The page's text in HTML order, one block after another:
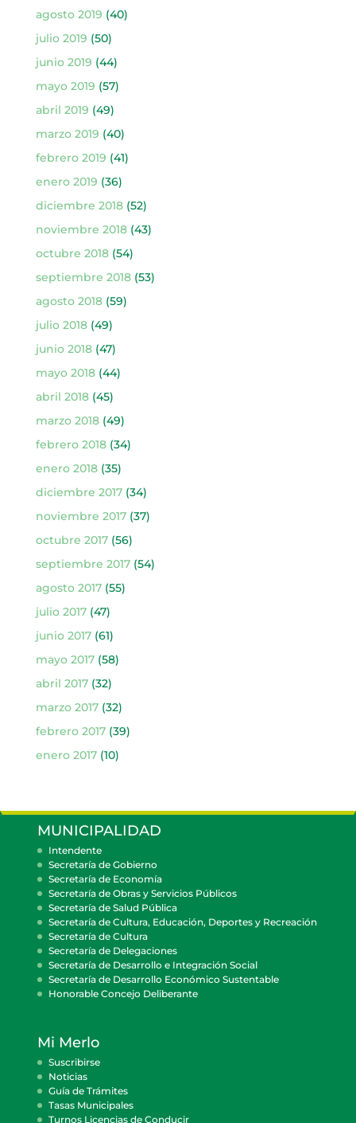
agosto 2019 (40)
julio 2019 (50)
junio 2019 (44)
mayo 2019 (57)
abril 2019 (49)
marzo 2019 (40)
febrero 2019 (41)
enero 2019 (36)
diciembre 2018(52)
noviembre 2018(43)
octubre 2018(54)
septiembre 2018(53)
agosto 2018(59)
julio 2018(49)
junio 2018(47)
mayo 2018(44)
abril 2018(45)
marzo 2018(49)
febrero 2018(34)
enero 2018(35)
diciembre 2017(34)
noviembre 2017(37)
octubre 2017(56)
septiembre 2017(54)
agosto 2017(55)
julio 2017(47)
junio 2017(61)
mayo 2017(58)
abril 2017(32)
marzo 2017(32)
febrero 2017(39)
enero 2017(10)
MUNICIPALIDAD
Intendente
Secretaría de Gobierno
Secretaría de Economía
Secretaría de Obras y Servicios Públicos
Secretaría de Salud Pública
Secretaría de Cultura, Educación, Deportes y Recreación
Secretaría de Cultura
Secretaría de Delegaciones
Secretaría de Desarrollo e Integración Social
Secretaría de Desarrollo Económico Sustentable
Honorable Concejo Deliberante
Mi Merlo
Suscribirse
Noticias
Guía de Trámites
Tasas Municipales
Turnos Licencias de Conducir